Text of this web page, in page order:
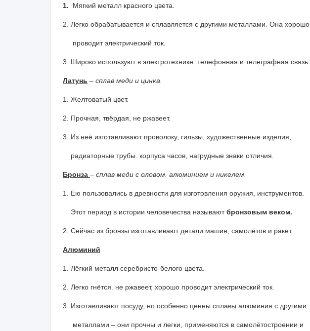
1. Мягкий металл красного цвета.
2. Легко обрабатывается и сплавляется с другими металлами. Она хорошо
проводит электрический ток.
3. Широко используют в электротехнике: телефонная и телеграфная связь.
Латунь – сплав меди и цинка.
1. Желтоватый цвет.
2. Прочная, твёрдая, не ржавеет.
3. Из неё изготавливают проволоку, гильзы, художественные изделия,
радиаторные трубы. корпуса часов, нагрудные знаки отличия.
Бронза – сплав меди с оловом. алюминием и никелем.
1. Ею пользовались в древности для изготовления оружия, инструментов.
Этот период в истории человечества называютбронзовым веком.
2. Сейчас из бронзы изготавливают детали машин, самолётов и ракет.
Алюминий
1. Лёгкий металл серебристо-белого цвета.
2. Легко гнётся. не ржавеет, хорошо проводит электрический ток.
3. Изготавливают посуду, но особенно ценны сплавы алюминия с другими
металлами – они прочны и легки, применяются в самолётостроении и